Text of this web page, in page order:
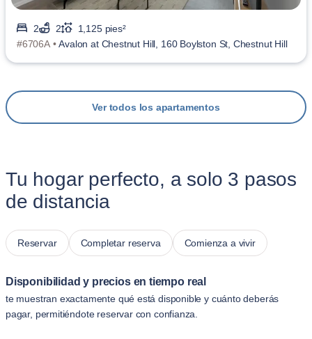
2 2
1,125 pies²
#6706A •Avalon at Chestnut Hill, 160 Boylston St, Chestnut Hill
Ver todos los apartamentos
Tu hogar perfecto, a solo 3 pasos
de distancia
Reservar Completar reserva Comienza a vivir
Disponibilidad y precios en tiempo real
te muestran exactamente qué está disponible y cuánto deberás
pagar, permitiéndote reservar con confianza.